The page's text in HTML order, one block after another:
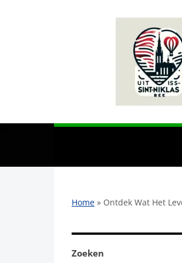
Home » Ontdek Wat Het
Zoeken